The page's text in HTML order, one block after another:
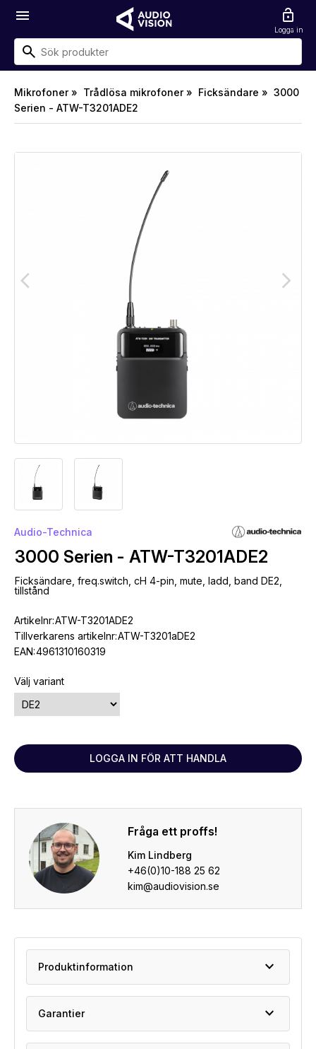
menu lock_open
Logga in
Mikrofoner » Trådlösa mikrofoner » Ficksändare » 3000
Serien - ATW-T3201ADE2
arrow_back_ios arrow_forward_ios
Audio-Technica
3000 Serien - ATW-T3201ADE2
Ficksändare, freq.switch, cH 4-pin, mute, ladd, band DE2,
tillstånd
Artikelnr:ATW-T3201ADE2
Tillverkarens artikelnr:ATW-T3201aDE2
EAN:4961310160319
Välj variant
LOGGA IN FÖR ATT HANDLA
Fråga ett proffs!
Kim Lindberg
+46(0)10-188 25 62
kim@audiovision.se
Produktinformation expand_more
Garantier expand_more